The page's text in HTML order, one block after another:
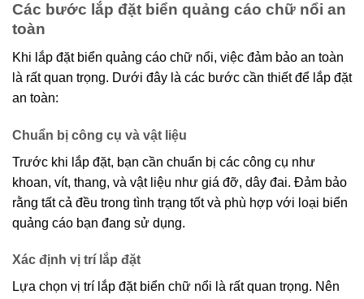
Các bước lắp đặt biển quảng cáo chữ nổi an
toàn
Khi lắp đặt biển quảng cáo chữ nổi, việc đảm bảo an toàn
là rất quan trọng. Dưới đây là các bước cần thiết để lắp đặt
an toàn:
Chuẩn bị công cụ và vật liệu
Trước khi lắp đặt, bạn cần chuẩn bị các công cụ như
khoan, vít, thang, và vật liệu như giá đỡ, dây đai. Đảm bảo
rằng tất cả đều trong tình trạng tốt và phù hợp với loại biển
quảng cáo bạn đang sử dụng.
Xác định vị trí lắp đặt
Lựa chọn vị trí lắp đặt biển chữ nổi là rất quan trọng. Nên